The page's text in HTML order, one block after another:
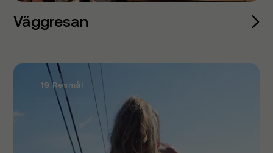
Väggresan
19 Resmål